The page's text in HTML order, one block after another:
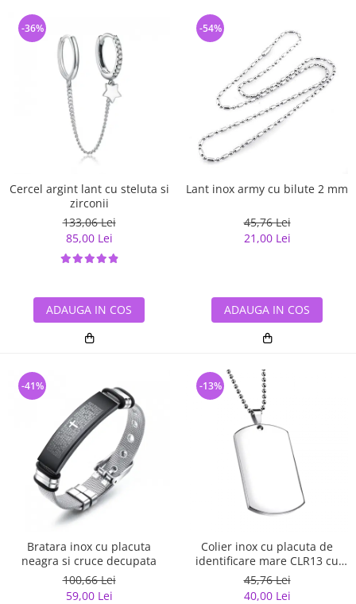
Cercel argint lant cu steluta si
zirconii
133,06 Lei
85,00 Lei
-36%
ADAUGA IN COS
Lant inox army cu bilute 2 mm
45,76 Lei
21,00 Lei
-54%
ADAUGA IN COS
Bratara inox cu placuta
neagra si cruce decupata
100,66 Lei
59,00 Lei
-41%
Colier inox cu placuta de
identificare mare CLR13 cu
lant militar
45,76 Lei
40,00 Lei
-13%